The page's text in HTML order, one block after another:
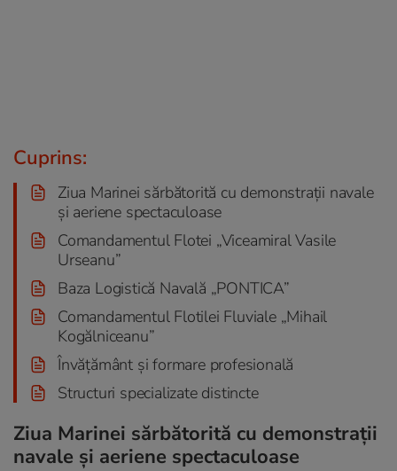
Cuprins:
Ziua Marinei sărbătorită cu demonstrații navale
și aeriene spectaculoase
Comandamentul Flotei „Viceamiral Vasile
Urseanu”
Baza Logistică Navală „PONTICA”
Comandamentul Flotilei Fluviale „Mihail
Kogălniceanu”
Învățământ și formare profesională
Structuri specializate distincte
Ziua Marinei sărbătorită cu demonstrații
navale și aeriene spectaculoase